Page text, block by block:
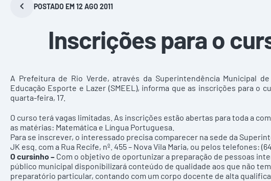
POSTADO EM 12 AGO 2011
Inscrições para o
A Prefeitura de Rio Verde, através da Superintendência Municipal
Educação Esporte e Lazer (SMEEL), informa que as inscrições para
quarta-feira, 17.
O curso terá vagas limitadas. As inscrições estão abertas para toda a
as matérias: Matemática e Língua Portuguesa.
Para se inscrever, o interessado precisa comparecer na sede da
JK esq. com a Rua Recife, nº. 455 – Nova Vila Maria, ou pelos telefones:
O cursinho – Com o objetivo de oportunizar a preparação de pessoas
público municipal disponibilizará conteúdo de qualidade aos que não
preparatório particular, contando com um corpo docente de alta